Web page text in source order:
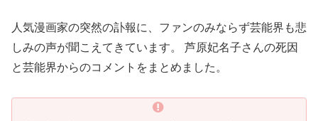
人気漫画家の突然の訃報に、ファンのみならず芸能界も悲
しみの声が聞こえてきています。 芦原妃名子さんの死因
と芸能界からのコメントをまとめました。